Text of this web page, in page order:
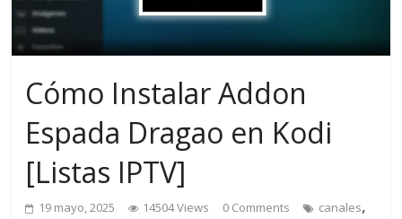
Cómo Instalar Addon
Espada Dragao en Kodi
[Listas IPTV]
19 mayo, 2025 14504 Views 0 Comments canales,